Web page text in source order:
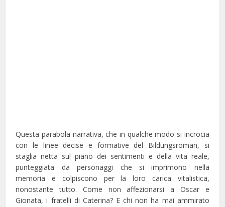
Questa parabola narrativa, che in qualche modo si incrocia
con le linee decise e formative del Bildungsroman, si
staglia netta sul piano dei sentimenti e della vita reale,
punteggiata da personaggi che si imprimono nella
memoria e colpiscono per la loro carica vitalistica,
nonostante tutto. Come non affezionarsi a Oscar e
Gionata, i fratelli di Caterina? E chi non ha mai ammirato